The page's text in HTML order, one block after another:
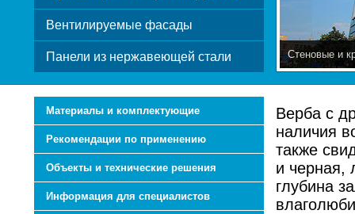
Вентилируемые фасады
Панели из нержавеющей стали Стеновые и
Материалы и комплектующие
Рекомендации по применению
Объекты и технические решения
Информация для специалистов
Верба с
наличия
также
и черная,
глубина